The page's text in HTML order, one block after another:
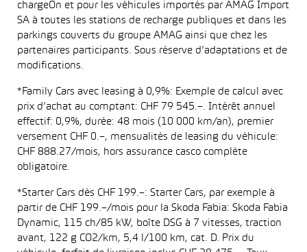
chargeOn et pour les véhicules importés par AMAG Import
SA à toutes les stations de recharge publiques et dans les
parkings couverts du groupe AMAG ainsi que chez les
partenaires participants. Sous réserve d’adaptations et de
modifications.
*Family Cars avec leasing à 0,9%: Exemple de calcul avec
prix d’achat au comptant: CHF 79 545.–. Intérêt annuel
effectif: 0,9%, durée: 48 mois (10 000 km/an), premier
versement CHF 0.–, mensualités de leasing du véhicule:
CHF 888.27/mois, hors assurance casco complète
obligatoire.
*Starter Cars dès CHF 199.–: Starter Cars, par exemple à
partir de CHF 199.–/mois pour la Skoda Fabia: Skoda Fabia
Dynamic, 115 ch/85 kW, boîte DSG à 7 vitesses, traction
avant, 122 g CO2/km, 5,4 l/100 km, cat. D. Prix du